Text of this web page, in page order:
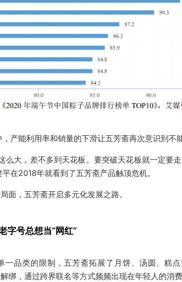
产能利用率和销量的下滑让五芳斋再次意识到不
么大，差不多到天花板。要突破天花板就一定要
在2018年就看到了五芳斋产品触顶危机。
面，五芳斋开启多元化发展之路。
字号总想当“网红”
一品类的限制，五芳斋拓展了月饼、汤圆、糕
绑，通过跨界联名等方式频频出现在年轻人的消费